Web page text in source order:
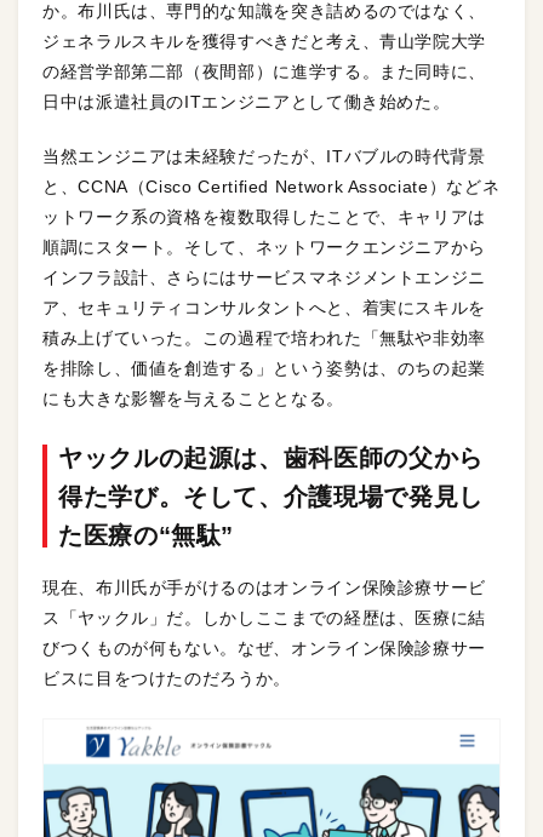
か。布川氏は、専門的な知識を突き詰めるのではなく、
ジェネラルスキルを獲得すべきだと考え、青山学院大学
の経営学部第二部（夜間部）に進学する。また同時に、
日中は派遣社員のITエンジニアとして働き始めた。
当然エンジニアは未経験だったが、ITバブルの時代背景
と、CCNA（Cisco Certified Network Associate）などネ
ットワーク系の資格を複数取得したことで、キャリアは
順調にスタート。そして、ネットワークエンジニアから
インフラ設計、さらにはサービスマネジメントエンジニ
ア、セキュリティコンサルタントへと、着実にスキルを
積み上げていった。この過程で培われた「無駄や非効率
を排除し、価値を創造する」という姿勢は、のちの起業
にも大きな影響を与えることとなる。
ヤックルの起源は、歯科医師の父から
得た学び。そして、介護現場で発見し
た医療の“無駄”
現在、布川氏が手がけるのはオンライン保険診療サービ
ス「ヤックル」だ。しかしここまでの経歴は、医療に結
びつくものが何もない。なぜ、オンライン保険診療サー
ビスに目をつけたのだろうか。